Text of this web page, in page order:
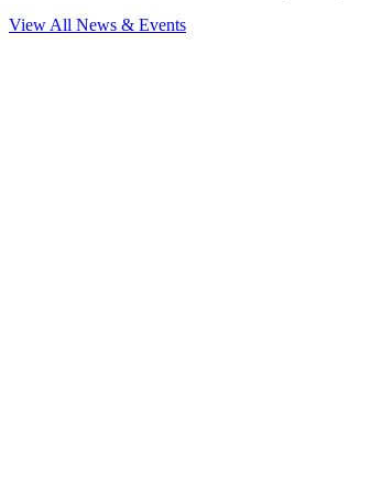
View All News & Events